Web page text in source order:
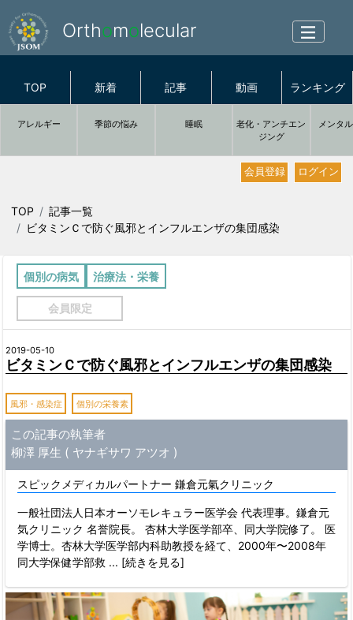
Orthomolecular
TOP 新着 記事 動画 ランキング
アレルギー 季節の悩み 睡眠
老化・アンチエン
ジング
メンタ
ログイン
会員登録
TOP
記事一覧
ビタミンＣで防ぐ風邪とインフルエンザの集団感染
個別の病気 治療法・栄養
会員限定
2019-05-10
ビタミンＣで防ぐ風邪とインフルエンザの集団感染
風邪・感染症 個別の栄養素
この記事の執筆者
柳澤 厚生 ( ヤナギサワ アツオ )
スピックメディカルパートナー 鎌倉元氣クリニック
一般社団法人日本オーソモレキュラー医学会 代表理事。鎌倉元
気クリニック 名誉院長。 杏林大学医学部卒、同大学院修了。 医
学博士。杏林大学医学部内科助教授を経て、2000年〜2008年
同大学保健学部救 ... [続きを見る]